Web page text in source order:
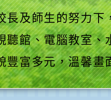
長及師生的努力下
聽館、電腦教室、
豐富多元，溫馨畫